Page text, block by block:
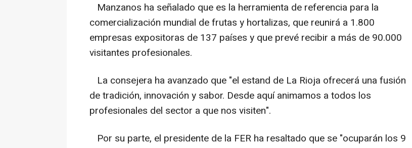
Manzanos ha señalado que es la herramienta de referencia para la
comercialización mundial de frutas y hortalizas, que reunirá a 1.800
empresas expositoras de 137 países y que prevé recibir a más de 90.000
visitantes profesionales.
La consejera ha avanzado que "el estand de La Rioja ofrecerá una fusión
de tradición, innovación y sabor. Desde aquí animamos a todos los
profesionales del sector a que nos visiten".
Por su parte, el presidente de la FER ha resaltado que se "ocuparán los 9